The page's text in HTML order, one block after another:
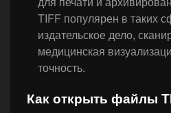
TIFF популярен в таких
издательское дело,
медицинская
точность.
Как открыть файлы